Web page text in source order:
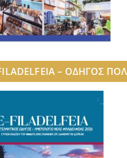
– ΟΔΗΓΟΣ